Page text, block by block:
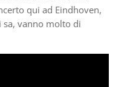
qui ad Eindhoven,
vanno molto di